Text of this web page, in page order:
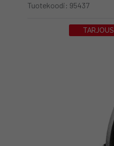
Tuotekoodi: 95437
TARJOUS